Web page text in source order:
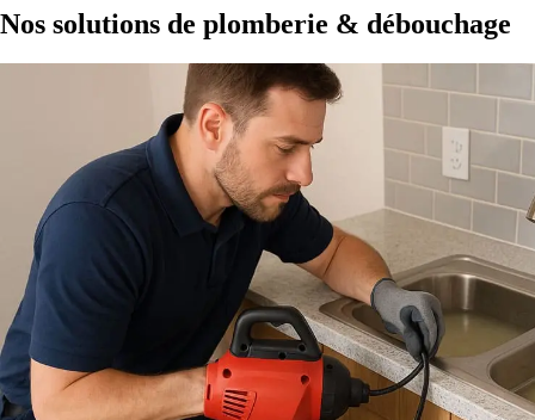
Nos solutions de plomberie & débouchage